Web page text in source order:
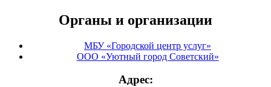
Органы и организации
МБУ «Городской центр услуг»
ООО «Уютный город Советский»
Адрес: